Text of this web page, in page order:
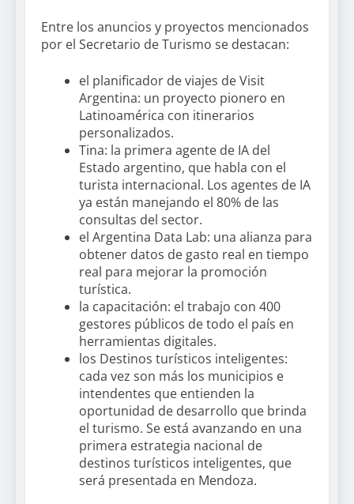
Entre los anuncios y proyectos mencionados
por el Secretario de Turismo se destacan:
el planificador de viajes de Visit
Argentina: un proyecto pionero en
Latinoamérica con itinerarios
personalizados.
Tina: la primera agente de IA del
Estado argentino, que habla con el
turista internacional. Los agentes de IA
ya están manejando el 80% de las
consultas del sector.
el Argentina Data Lab: una alianza para
obtener datos de gasto real en tiempo
real para mejorar la promoción
turística.
la capacitación: el trabajo con 400
gestores públicos de todo el país en
herramientas digitales.
los Destinos turísticos inteligentes:
cada vez son más los municipios e
intendentes que entienden la
oportunidad de desarrollo que brinda
el turismo. Se está avanzando en una
primera estrategia nacional de
destinos turísticos inteligentes, que
será presentada en Mendoza.